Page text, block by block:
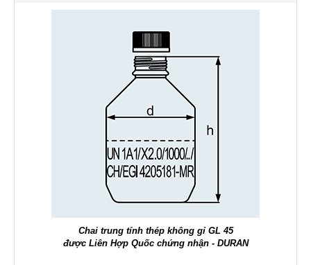
Chai trung tính thép không gỉ GL 45
được Liên Hợp Quốc chứng nhận - DURAN